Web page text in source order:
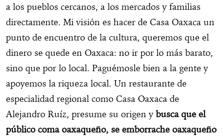
a los pueblos cercanos, a los mercados y familias
directamente. Mi visión es hacer de Casa Oaxaca un
punto de encuentro de la cultura, queremos que el
dinero se quede en Oaxaca: no ir por lo más barato,
sino que por lo local. Paguémosle bien a la gente y
apoyemos la riqueza local. Un restaurante de
especialidad regional como Casa Oaxaca de
Alejandro Ruíz, presume su origen y busca que el
público coma oaxaqueño, se emborrache oaxaqueño